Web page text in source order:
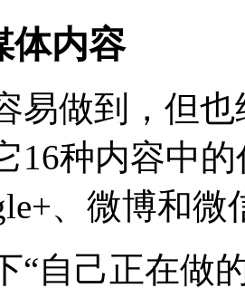
体内容
易做到，但
16种内容中
、微博和微
“自己正在做